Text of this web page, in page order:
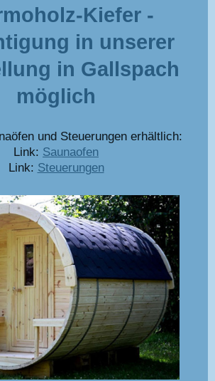
Kiefer -
in unserer
in Gallspach
möglich
und Steuerungen erhältlich:
Link: Saunaofen
Link: Steuerungen